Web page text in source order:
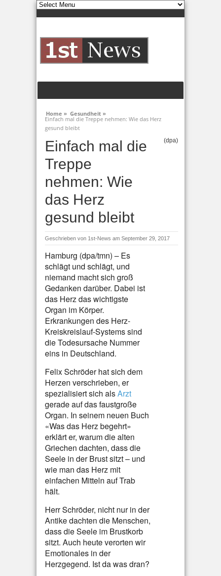
Home » Gesundheit »
Einfach mal die Treppe nehmen: Wie das Herz
gesund bleibt
Einfach mal die
Treppe
nehmen: Wie
das Herz
gesund bleibt
(dpa)
Geschrieben von 1st-News am September 29, 2017
Hamburg (dpa/tmn) – Es
schlägt und schlägt, und
niemand macht sich groß
Gedanken darüber. Dabei ist
das Herz das wichtigste
Organ im Körper.
Erkrankungen des Herz-
Kreiskreislauf-Systems sind
die Todesursache Nummer
eins in Deutschland.
Felix Schröder hat sich dem
Herzen verschrieben, er
spezialisiert sich alsArzt
gerade auf das faustgroße
Organ. In seinem neuen Buch
«Was das Herz begehrt»
erklärt er, warum die alten
Griechen dachten, dass die
Seele in der Brust sitzt – und
wie man das Herz mit
einfachen Mitteln auf Trab
hält.
Herr Schröder, nicht nur in der
Antike dachten die Menschen,
dass die Seele im Brustkorb
sitzt. Auch heute verorten wir
Emotionales in der
Herzgegend. Ist da was dran?